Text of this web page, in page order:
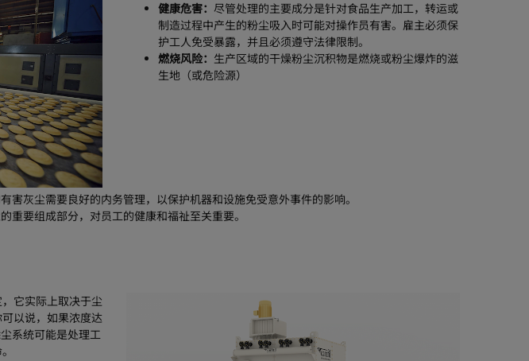
健康危害： 尽管处理的主要成分是针对食品生产加工，转运或
制造过程中产生的粉尘吸入时可能对操作员有害。雇主必须保
护工人免受暴露，并且必须遵守法律限制。
燃烧风险： 生产区域的干燥粉尘沉积物是燃烧或粉尘爆炸的滋
生地（或危险源）
害灰尘需要良好的内务管理，以保护机器和设施免受意外事件的影响。
重要组成部分，对员工的健康和福祉至关重要。
它实际上取决于尘
以说，如果浓度达
系统可能是处理工